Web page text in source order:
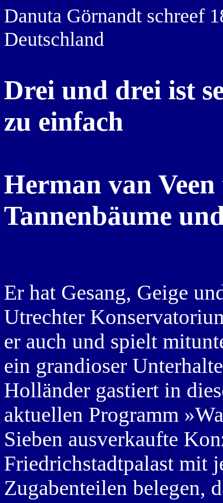
Danuta Görnandt schreef
Deutschland
Drei und drei ist
zu einfach
Herman van
Tannenbäume
Er hat Gesang, Geige
Utrechter
er auch und spielt
ein grandioser
Holländer gastiert in
aktuellen Programm
Sieben ausverkaufte
Friedrichstadtpalast mit
Zugabenteilen belegen,